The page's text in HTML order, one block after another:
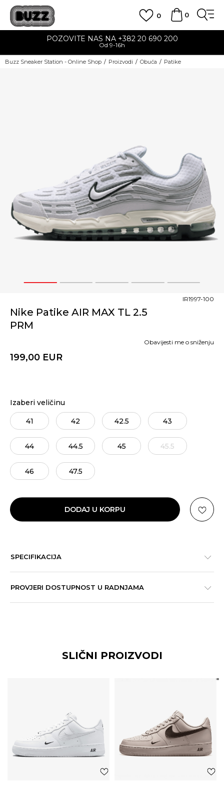
0
0
POZOVITE NAS NA +382 20 690 200
Od 9-16h
Buzz Sneaker Station - Online Shop Proizvodi Obuća Patike
1 2 3 4 5
Nike Patike AIR MAX TL 2.5
PRM
IR1997-100
199,00 EUR
Obavijesti me o sniženju
Izaberi veličinu
41 42 42.5 43
44 44.5 45 45.5
46 47.5
DODAJ U KORPU
SPECIFIKACIJA
PROVJERI DOSTUPNOST U RADNJAMA
SLIČNI PROIZVODI